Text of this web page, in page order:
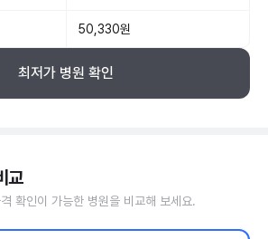
50,330원
최저가 병원 확인
교
확인이 가능한 병원을 비교해 보세요.